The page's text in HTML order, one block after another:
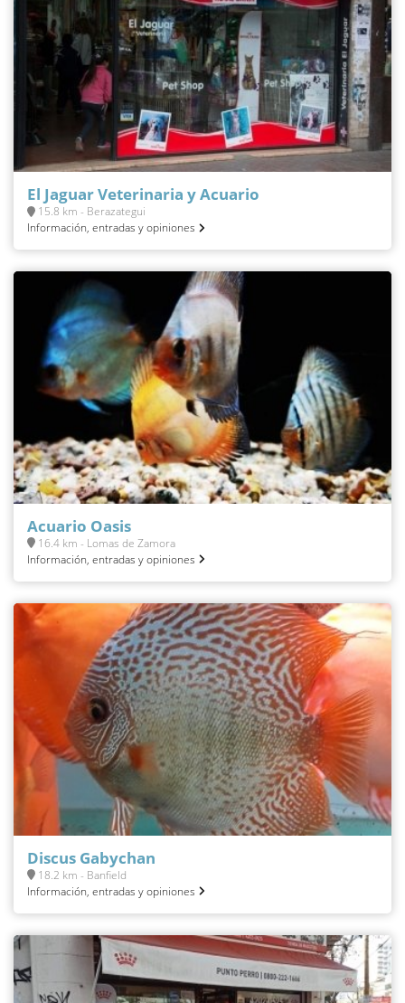
El Jaguar Veterinaria y Acuario
15.8 km - Berazategui
Información, entradas y opiniones
Acuario Oasis
16.4 km - Lomas de Zamora
Información, entradas y opiniones
Discus Gabychan
18.2 km - Banfield
Información, entradas y opiniones